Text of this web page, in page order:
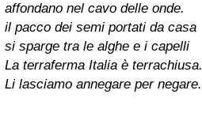
affondano nel cavo delle onde.
il pacco dei semi portati da casa
si sparge tra le alghe e i capelli
La terraferma Italia è terrachiusa.
Li lasciamo annegare per negare.